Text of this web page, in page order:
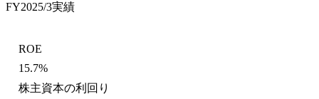
FY2025/3実績
ROE
15.7%
株主資本の利回り